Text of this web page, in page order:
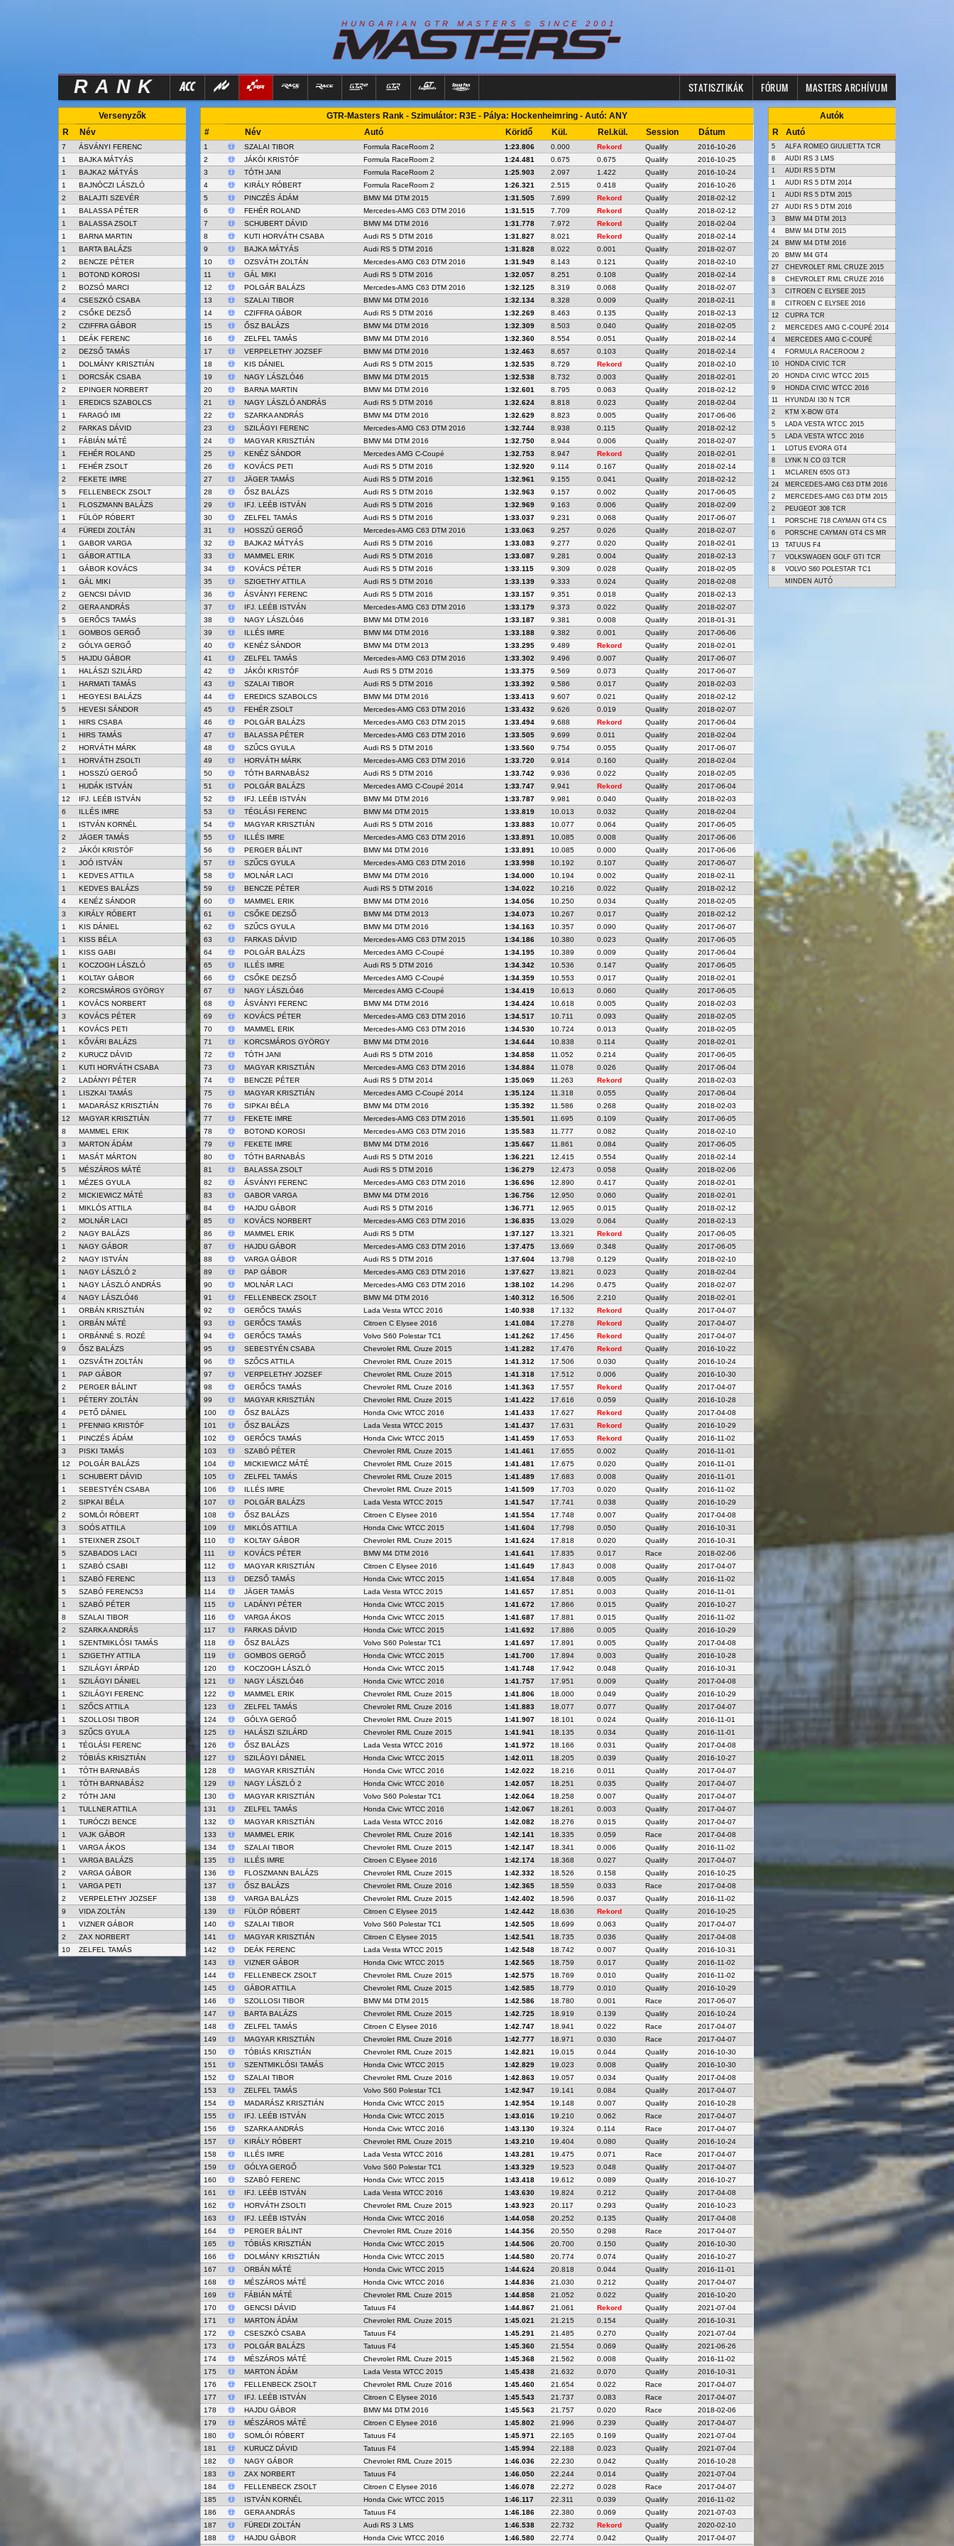
H U N G A R I A N G T R M A S T E R S © S I N C E 2 0 0 1
RANK STATISZTIKÁK FÓRUM MASTERS ARCHÍVUM
Versenyzők
R
Név
7
ÁSVÁNYI FERENC
1
BAJKA MÁTYÁS
1
BAJKA2 MÁTYÁS
1
BAJNÓCZI LÁSZLÓ
2
BALAJTI SZEVÉR
1
BALASSA PÉTER
1
BALASSA ZSOLT
1
BARNA MARTIN
1
BARTA BALÁZS
2
BENCZE PÉTER
1
BOTOND KOROSI
2
BOZSÓ MARCI
4
CSESZKÓ CSABA
2
CSŐKE DEZSŐ
2
CZIFFRA GÁBOR
1
DEÁK FERENC
2
DEZSŐ TAMÁS
1
DOLMÁNY KRISZTIÁN
1
DORCSÁK CSABA
2
EPINGER NORBERT
1
EREDICS SZABOLCS
1
FARAGÓ IMI
2
FARKAS DÁVID
1
FÁBIÁN MÁTÉ
1
FEHÉR ROLAND
1
FEHÉR ZSOLT
2
FEKETE IMRE
5
FELLENBECK ZSOLT
1
FLOSZMANN BALÁZS
1
FÜLÖP RÓBERT
4
FÜREDI ZOLTÁN
1
GABOR VARGA
1
GÁBOR ATTILA
1
GÁBOR KOVÁCS
1
GÁL MIKI
2
GENCSI DÁVID
2
GERA ANDRÁS
5
GERŐCS TAMÁS
1
GOMBOS GERGŐ
2
GÓLYA GERGŐ
5
HAJDU GÁBOR
1
HALÁSZI SZILÁRD
1
HARMATI TAMÁS
1
HEGYESI BALÁZS
5
HEVESI SÁNDOR
1
HIRS CSABA
1
HIRS TAMÁS
2
HORVÁTH MÁRK
1
HORVÁTH ZSOLTI
1
HOSSZÚ GERGŐ
1
HUDÁK ISTVÁN
12
IFJ. LEÉB ISTVÁN
6
ILLÉS IMRE
1
ISTVÁN KORNÉL
2
JÄGER TAMÁS
2
JÁKÓI KRISTÓF
1
JOÓ ISTVÁN
1
KEDVES ATTILA
1
KEDVES BALÁZS
4
KENÉZ SÁNDOR
3
KIRÁLY RÓBERT
1
KIS DÁNIEL
1
KISS BÉLA
1
KISS GABI
1
KOCZOGH LÁSZLÓ
1
KOLTAY GÁBOR
2
KORCSMÁROS GYÖRGY
1
KOVÁCS NORBERT
3
KOVÁCS PÉTER
1
KOVÁCS PETI
1
KŐVÁRI BALÁZS
2
KURUCZ DÁVID
1
KUTI HORVÁTH CSABA
2
LADÁNYI PÉTER
1
LISZKAI TAMÁS
1
MADARÁSZ KRISZTIÁN
12
MAGYAR KRISZTIÁN
8
MAMMEL ERIK
3
MARTON ÁDÁM
1
MASÁT MÁRTON
5
MÉSZÁROS MÁTÉ
1
MÉZES GYULA
2
MICKIEWICZ MÁTÉ
1
MIKLÓS ATTILA
2
MOLNÁR LACI
2
NAGY BALÁZS
1
NAGY GÁBOR
2
NAGY ISTVÁN
1
NAGY LÁSZLÓ 2
1
NAGY LÁSZLÓ ANDRÁS
4
NAGY LÁSZLÓ46
1
ORBÁN KRISZTIÁN
1
ORBÁN MÁTÉ
1
ORBÁNNÉ S. ROZÉ
9
ŐSZ BALÁZS
1
OZSVÁTH ZOLTÁN
1
PAP GÁBOR
2
PERGER BÁLINT
1
PÉTERY ZOLTÁN
4
PETŐ DÁNIEL
1
PFENNIG KRISTÓF
1
PINCZÉS ÁDÁM
3
PISKI TAMÁS
12
POLGÁR BALÁZS
1
SCHUBERT DÁVID
1
SEBESTYÉN CSABA
2
SIPKAI BÉLA
2
SOMLÓI RÓBERT
3
SOÓS ATTILA
1
STEIXNER ZSOLT
5
SZABADOS LACI
1
SZABÓ CSABI
1
SZABÓ FERENC
5
SZABÓ FERENC53
1
SZABÓ PÉTER
8
SZALAI TIBOR
2
SZARKA ANDRÁS
1
SZENTMIKLÓSI TAMÁS
1
SZIGETHY ATTILA
1
SZILÁGYI ÁRPÁD
1
SZILÁGYI DÁNIEL
1
SZILÁGYI FERENC
1
SZŐCS ATTILA
1
SZOLLOSI TIBOR
3
SZŰCS GYULA
1
TÉGLÁSI FERENC
2
TÓBIÁS KRISZTIÁN
1
TÓTH BARNABÁS
1
TÓTH BARNABÁS2
2
TÓTH JANI
1
TULLNER ATTILA
1
TURÓCZI BENCE
1
VAJK GÁBOR
1
VARGA ÁKOS
1
VARGA BALÁZS
2
VARGA GÁBOR
1
VARGA PETI
2
VERPELETHY JOZSEF
9
VIDA ZOLTÁN
1
VIZNER GÁBOR
2
ZAX NORBERT
10
ZELFEL TAMÁS
GTR-Masters Rank - Szimulátor: R3E - Pálya: Hockenheimring - Autó: ANY
#
Név Autó Köridő Kül. Rel.kül. Session Dátum
1 SZALAI TIBOR Formula RaceRoom 2 1:23.806 0.000 Rekord Qualify
2016-10-26
2
JÁKÓI KRISTÓF Formula RaceRoom 2 1:24.481 0.675 0.675 Qualify
2016-10-25
3
TÓTH JANI Formula RaceRoom 2 1:25.903 2.097 1.422 Qualify
2016-10-24
4
KIRÁLY RÓBERT Formula RaceRoom 2 1:26.321 2.515 0.418 Qualify
2016-10-26
5
PINCZÉS ÁDÁM BMW M4 DTM 2015 1:31.505 7.699 Rekord Qualify
2018-02-12
6
FEHÉR ROLAND Mercedes-AMG C63 DTM 2016 1:31.515 7.709 Rekord Qualify
2018-02-12
7
SCHUBERT DÁVID BMW M4 DTM 2016 1:31.778 7.972 Rekord Qualify
2018-02-04
8
KUTI HORVÁTH CSABA Audi RS 5 DTM 2016 1:31.827 8.021 Rekord Qualify
2018-02-14
9
BAJKA MÁTYÁS Audi RS 5 DTM 2016 1:31.828 8.022 0.001 Qualify
2018-02-07
10
OZSVÁTH ZOLTÁN Mercedes-AMG C63 DTM 2016 1:31.949 8.143 0.121 Qualify
2018-02-10
11
GÁL MIKI Audi RS 5 DTM 2016 1:32.057 8.251 0.108 Qualify
2018-02-14
12
POLGÁR BALÁZS Mercedes-AMG C63 DTM 2016 1:32.125 8.319 0.068 Qualify
2018-02-07
13
SZALAI TIBOR BMW M4 DTM 2016 1:32.134 8.328 0.009 Qualify
2018-02-11
14
CZIFFRA GÁBOR Audi RS 5 DTM 2016 1:32.269 8.463 0.135 Qualify
2018-02-13
15
ŐSZ BALÁZS BMW M4 DTM 2016 1:32.309 8.503 0.040 Qualify
2018-02-05
16
ZELFEL TAMÁS BMW M4 DTM 2016 1:32.360 8.554 0.051 Qualify
2018-02-14
17
VERPELETHY JOZSEF BMW M4 DTM 2016 1:32.463 8.657 0.103 Qualify
2018-02-14
18
KIS DÁNIEL Audi RS 5 DTM 2015 1:32.535 8.729 Rekord Qualify
2018-02-10
19
NAGY LÁSZLÓ46 BMW M4 DTM 2015 1:32.538 8.732 0.003 Qualify
2018-02-01
20
BARNA MARTIN BMW M4 DTM 2016 1:32.601 8.795 0.063 Qualify
2018-02-12
21
NAGY LÁSZLÓ ANDRÁS Audi RS 5 DTM 2016 1:32.624 8.818 0.023 Qualify
2018-02-04
22
SZARKA ANDRÁS BMW M4 DTM 2016 1:32.629 8.823 0.005 Qualify
2017-06-06
23
SZILÁGYI FERENC Mercedes-AMG C63 DTM 2016 1:32.744 8.938 0.115 Qualify
2018-02-12
24
MAGYAR KRISZTIÁN BMW M4 DTM 2016 1:32.750 8.944 0.006 Qualify
2018-02-07
25
KENÉZ SÁNDOR Mercedes AMG C-Coupé 1:32.753 8.947 Rekord Qualify
2018-02-01
26
KOVÁCS PETI Audi RS 5 DTM 2016 1:32.920 9.114 0.167 Qualify
2018-02-14
27
JÄGER TAMÁS Audi RS 5 DTM 2016 1:32.961 9.155 0.041 Qualify
2018-02-12
28
ŐSZ BALÁZS Audi RS 5 DTM 2016 1:32.963 9.157 0.002 Qualify
2017-06-05
29
IFJ. LEÉB ISTVÁN Audi RS 5 DTM 2016 1:32.969 9.163 0.006 Qualify
2018-02-09
30
ZELFEL TAMÁS Audi RS 5 DTM 2016 1:33.037 9.231 0.068 Qualify
2017-06-07
31
HOSSZÚ GERGŐ Mercedes-AMG C63 DTM 2016 1:33.063 9.257 0.026 Qualify
2018-02-07
32
BAJKA2 MÁTYÁS Audi RS 5 DTM 2016 1:33.083 9.277 0.020 Qualify
2018-02-01
33
MAMMEL ERIK Audi RS 5 DTM 2016 1:33.087 9.281 0.004 Qualify
2018-02-13
34
KOVÁCS PÉTER Audi RS 5 DTM 2016 1:33.115 9.309 0.028 Qualify
2018-02-05
35
SZIGETHY ATTILA Audi RS 5 DTM 2016 1:33.139 9.333 0.024 Qualify
2018-02-08
36
ÁSVÁNYI FERENC Audi RS 5 DTM 2016 1:33.157 9.351 0.018 Qualify
2018-02-13
37
IFJ. LEÉB ISTVÁN Mercedes-AMG C63 DTM 2016 1:33.179 9.373 0.022 Qualify
2018-02-07
38
NAGY LÁSZLÓ46 BMW M4 DTM 2016 1:33.187 9.381 0.008 Qualify
2018-01-31
39
ILLÉS IMRE BMW M4 DTM 2016 1:33.188 9.382 0.001 Qualify
2017-06-06
40
KENÉZ SÁNDOR BMW M4 DTM 2013 1:33.295 9.489 Rekord Qualify
2018-02-01
41
ZELFEL TAMÁS Mercedes-AMG C63 DTM 2016 1:33.302 9.496 0.007 Qualify
2017-06-07
42
JÁKÓI KRISTÓF Audi RS 5 DTM 2016 1:33.375 9.569 0.073 Qualify
2017-06-07
43
SZALAI TIBOR Audi RS 5 DTM 2016 1:33.392 9.586 0.017 Qualify
2018-02-03
44
EREDICS SZABOLCS BMW M4 DTM 2016 1:33.413 9.607 0.021 Qualify
2018-02-12
45
FEHÉR ZSOLT Mercedes-AMG C63 DTM 2016 1:33.432 9.626 0.019 Qualify
2018-02-07
46
POLGÁR BALÁZS Mercedes-AMG C63 DTM 2015 1:33.494 9.688 Rekord Qualify
2017-06-04
47
BALASSA PÉTER Mercedes-AMG C63 DTM 2016 1:33.505 9.699 0.011 Qualify
2018-02-04
48
SZŰCS GYULA Audi RS 5 DTM 2016 1:33.560 9.754 0.055 Qualify
2017-06-07
49
HORVÁTH MÁRK Mercedes-AMG C63 DTM 2016 1:33.720 9.914 0.160 Qualify
2018-02-04
50
TÓTH BARNABÁS2 Audi RS 5 DTM 2016 1:33.742 9.936 0.022 Qualify
2018-02-05
51
POLGÁR BALÁZS Mercedes AMG C-Coupé 2014 1:33.747 9.941 Rekord Qualify
2017-06-04
52
IFJ. LEÉB ISTVÁN BMW M4 DTM 2016 1:33.787 9.981 0.040 Qualify
2018-02-03
53
TÉGLÁSI FERENC BMW M4 DTM 2015 1:33.819 10.013 0.032 Qualify
2018-02-04
54
MAGYAR KRISZTIÁN Audi RS 5 DTM 2016 1:33.883 10.077 0.064 Qualify
2017-06-05
55
ILLÉS IMRE Mercedes-AMG C63 DTM 2016 1:33.891 10.085 0.008 Qualify
2017-06-06
56
PERGER BÁLINT BMW M4 DTM 2016 1:33.891 10.085 0.000 Qualify
2017-06-06
57
SZŰCS GYULA Mercedes-AMG C63 DTM 2016 1:33.998 10.192 0.107 Qualify
2017-06-07
58
MOLNÁR LACI BMW M4 DTM 2016 1:34.000 10.194 0.002 Qualify
2018-02-11
59
BENCZE PÉTER Audi RS 5 DTM 2016 1:34.022 10.216 0.022 Qualify
2018-02-12
60
MAMMEL ERIK BMW M4 DTM 2016 1:34.056 10.250 0.034 Qualify
2018-02-05
61
CSŐKE DEZSŐ BMW M4 DTM 2013 1:34.073 10.267 0.017 Qualify
2018-02-12
62
SZŰCS GYULA BMW M4 DTM 2016 1:34.163 10.357 0.090 Qualify
2017-06-07
63
FARKAS DÁVID Mercedes-AMG C63 DTM 2015 1:34.186 10.380 0.023 Qualify
2017-06-05
64
POLGÁR BALÁZS Mercedes AMG C-Coupé 1:34.195 10.389 0.009 Qualify
2017-06-04
65
ILLÉS IMRE Audi RS 5 DTM 2016 1:34.342 10.536 0.147 Qualify
2017-06-05
66
CSŐKE DEZSŐ Mercedes AMG C-Coupé 1:34.359 10.553 0.017 Qualify
2018-02-01
67
NAGY LÁSZLÓ46 Mercedes AMG C-Coupé 1:34.419 10.613 0.060 Qualify
2017-06-05
68
ÁSVÁNYI FERENC BMW M4 DTM 2016 1:34.424 10.618 0.005 Qualify
2018-02-03
69
KOVÁCS PÉTER Mercedes-AMG C63 DTM 2016 1:34.517 10.711 0.093 Qualify
2018-02-05
70
MAMMEL ERIK Mercedes-AMG C63 DTM 2016 1:34.530 10.724 0.013 Qualify
2018-02-05
71
KORCSMÁROS GYÖRGY BMW M4 DTM 2016 1:34.644 10.838 0.114 Qualify
2018-02-01
72
TÓTH JANI Audi RS 5 DTM 2016 1:34.858 11.052 0.214 Qualify
2017-06-05
73
MAGYAR KRISZTIÁN Mercedes-AMG C63 DTM 2016 1:34.884 11.078 0.026 Qualify
2017-06-04
74
BENCZE PÉTER Audi RS 5 DTM 2014 1:35.069 11.263 Rekord Qualify
2018-02-03
75
MAGYAR KRISZTIÁN Mercedes AMG C-Coupé 2014 1:35.124 11.318 0.055 Qualify
2017-06-04
76
SIPKAI BÉLA BMW M4 DTM 2016 1:35.392 11.586 0.268 Qualify
2018-02-03
77
FEKETE IMRE Mercedes-AMG C63 DTM 2016 1:35.501 11.695 0.109 Qualify
2017-06-05
78
BOTOND KOROSI Mercedes-AMG C63 DTM 2016 1:35.583 11.777 0.082 Qualify
2018-02-10
79
FEKETE IMRE BMW M4 DTM 2016 1:35.667 11.861 0.084 Qualify
2017-06-05
80
TÓTH BARNABÁS Audi RS 5 DTM 2016 1:36.221 12.415 0.554 Qualify
2018-02-14
81
BALASSA ZSOLT Audi RS 5 DTM 2016 1:36.279 12.473 0.058 Qualify
2018-02-06
82
ÁSVÁNYI FERENC Mercedes-AMG C63 DTM 2016 1:36.696 12.890 0.417 Qualify
2018-02-01
83
GABOR VARGA BMW M4 DTM 2016 1:36.756 12.950 0.060 Qualify
2018-02-01
84
HAJDU GÁBOR Audi RS 5 DTM 2016 1:36.771 12.965 0.015 Qualify
2018-02-12
85
KOVÁCS NORBERT Mercedes-AMG C63 DTM 2016 1:36.835 13.029 0.064 Qualify
2018-02-13
86
MAMMEL ERIK Audi RS 5 DTM 1:37.127 13.321 Rekord Qualify
2017-06-05
87
HAJDU GÁBOR Mercedes-AMG C63 DTM 2016 1:37.475 13.669 0.348 Qualify
2017-06-05
88
VARGA GÁBOR Audi RS 5 DTM 2016 1:37.604 13.798 0.129 Qualify
2018-02-10
89
PAP GÁBOR Mercedes-AMG C63 DTM 2016 1:37.627 13.821 0.023 Qualify
2018-02-04
90
MOLNÁR LACI Mercedes-AMG C63 DTM 2016 1:38.102 14.296 0.475 Qualify
2018-02-07
91
FELLENBECK ZSOLT BMW M4 DTM 2016 1:40.312 16.506 2.210 Qualify
2018-02-01
92
GERŐCS TAMÁS Lada Vesta WTCC 2016 1:40.938 17.132 Rekord Qualify
2017-04-07
93
GERŐCS TAMÁS Citroen C Elysee 2016 1:41.084 17.278 Rekord Qualify
2017-04-07
94
GERŐCS TAMÁS Volvo S60 Polestar TC1 1:41.262 17.456 Rekord Qualify
2017-04-07
95
SEBESTYÉN CSABA Chevrolet RML Cruze 2015 1:41.282 17.476 Rekord Qualify
2016-10-22
96
SZŐCS ATTILA Chevrolet RML Cruze 2015 1:41.312 17.506 0.030 Qualify
2016-10-24
97
VERPELETHY JOZSEF Chevrolet RML Cruze 2015 1:41.318 17.512 0.006 Qualify
2016-10-30
98
GERŐCS TAMÁS Chevrolet RML Cruze 2016 1:41.363 17.557 Rekord Qualify
2017-04-07
99
MAGYAR KRISZTIÁN Chevrolet RML Cruze 2015 1:41.422 17.616 0.059 Qualify
2016-10-28
100
ŐSZ BALÁZS Honda Civic WTCC 2016 1:41.433 17.627 Rekord Qualify
2017-04-08
101
ŐSZ BALÁZS Lada Vesta WTCC 2015 1:41.437 17.631 Rekord Qualify
2016-10-29
102
GERŐCS TAMÁS Honda Civic WTCC 2015 1:41.459 17.653 Rekord Qualify
2016-11-02
103
SZABÓ PÉTER Chevrolet RML Cruze 2015 1:41.461 17.655 0.002 Qualify
2016-11-01
104
MICKIEWICZ MÁTÉ Chevrolet RML Cruze 2015 1:41.481 17.675 0.020 Qualify
2016-11-01
105
ZELFEL TAMÁS Chevrolet RML Cruze 2015 1:41.489 17.683 0.008 Qualify
2016-11-01
106
ILLÉS IMRE Chevrolet RML Cruze 2015 1:41.509 17.703 0.020 Qualify
2016-11-02
107
POLGÁR BALÁZS Lada Vesta WTCC 2015 1:41.547 17.741 0.038 Qualify
2016-10-29
108
ŐSZ BALÁZS Citroen C Elysee 2016 1:41.554 17.748 0.007 Qualify
2017-04-08
109
MIKLÓS ATTILA Honda Civic WTCC 2015 1:41.604 17.798 0.050 Qualify
2016-10-31
110
KOLTAY GÁBOR Chevrolet RML Cruze 2015 1:41.624 17.818 0.020 Qualify
2016-10-31
111
KOVÁCS PÉTER BMW M4 DTM 2016 1:41.641 17.835 0.017 Race
2018-02-06
112
MAGYAR KRISZTIÁN Citroen C Elysee 2016 1:41.649 17.843 0.008 Qualify
2017-04-07
113
DEZSŐ TAMÁS Honda Civic WTCC 2015 1:41.654 17.848 0.005 Qualify
2016-11-02
114
JÄGER TAMÁS Lada Vesta WTCC 2015 1:41.657 17.851 0.003 Qualify
2016-11-01
115
LADÁNYI PÉTER Honda Civic WTCC 2015 1:41.672 17.866 0.015 Qualify
2016-10-27
116
VARGA ÁKOS Honda Civic WTCC 2015 1:41.687 17.881 0.015 Qualify
2016-11-02
117
FARKAS DÁVID Honda Civic WTCC 2015 1:41.692 17.886 0.005 Qualify
2016-10-29
118
ŐSZ BALÁZS Volvo S60 Polestar TC1 1:41.697 17.891 0.005 Qualify
2017-04-08
119
GOMBOS GERGŐ Honda Civic WTCC 2015 1:41.700 17.894 0.003 Qualify
2016-10-28
120
KOCZOGH LÁSZLÓ Honda Civic WTCC 2015 1:41.748 17.942 0.048 Qualify
2016-10-31
121
NAGY LÁSZLÓ46 Honda Civic WTCC 2016 1:41.757 17.951 0.009 Qualify
2017-04-08
122
MAMMEL ERIK Chevrolet RML Cruze 2015 1:41.806 18.000 0.049 Qualify
2016-10-29
123
ZELFEL TAMÁS Chevrolet RML Cruze 2016 1:41.883 18.077 0.077 Qualify
2017-04-07
124
GÓLYA GERGŐ Chevrolet RML Cruze 2015 1:41.907 18.101 0.024 Qualify
2016-11-01
125
HALÁSZI SZILÁRD Chevrolet RML Cruze 2015 1:41.941 18.135 0.034 Qualify
2016-11-01
126
ŐSZ BALÁZS Lada Vesta WTCC 2016 1:41.972 18.166 0.031 Qualify
2017-04-08
127
SZILÁGYI DÁNIEL Honda Civic WTCC 2015 1:42.011 18.205 0.039 Qualify
2016-10-27
128
MAGYAR KRISZTIÁN Honda Civic WTCC 2016 1:42.022 18.216 0.011 Qualify
2017-04-07
129
NAGY LÁSZLÓ 2 Honda Civic WTCC 2016 1:42.057 18.251 0.035 Qualify
2017-04-07
130
MAGYAR KRISZTIÁN Volvo S60 Polestar TC1 1:42.064 18.258 0.007 Qualify
2017-04-07
131
ZELFEL TAMÁS Honda Civic WTCC 2016 1:42.067 18.261 0.003 Qualify
2017-04-07
132
MAGYAR KRISZTIÁN Lada Vesta WTCC 2016 1:42.082 18.276 0.015 Qualify
2017-04-07
133
MAMMEL ERIK Chevrolet RML Cruze 2016 1:42.141 18.335 0.059 Race
2017-04-08
134
SZALAI TIBOR Chevrolet RML Cruze 2015 1:42.147 18.341 0.006 Qualify
2016-11-02
135
ILLÉS IMRE Citroen C Elysee 2016 1:42.174 18.368 0.027 Qualify
2017-04-07
136
FLOSZMANN BALÁZS Chevrolet RML Cruze 2015 1:42.332 18.526 0.158 Qualify
2016-10-25
137
ŐSZ BALÁZS Chevrolet RML Cruze 2016 1:42.365 18.559 0.033 Race
2017-04-08
138
VARGA BALÁZS Chevrolet RML Cruze 2015 1:42.402 18.596 0.037 Qualify
2016-11-02
139
FÜLÖP RÓBERT Citroen C Elysee 2015 1:42.442 18.636 Rekord Qualify
2016-10-25
140
SZALAI TIBOR Volvo S60 Polestar TC1 1:42.505 18.699 0.063 Qualify
2017-04-07
141
MAGYAR KRISZTIÁN Citroen C Elysee 2015 1:42.541 18.735 0.036 Qualify
2017-04-08
142
DEÁK FERENC Lada Vesta WTCC 2015 1:42.548 18.742 0.007 Qualify
2016-10-31
143
VIZNER GÁBOR Honda Civic WTCC 2015 1:42.565 18.759 0.017 Qualify
2016-11-02
144
FELLENBECK ZSOLT Chevrolet RML Cruze 2015 1:42.575 18.769 0.010 Qualify
2016-11-02
145
GÁBOR ATTILA Chevrolet RML Cruze 2015 1:42.585 18.779 0.010 Qualify
2016-10-29
146
SZOLLOSI TIBOR BMW M4 DTM 2015 1:42.586 18.780 0.001 Race
2017-06-07
147
BARTA BALÁZS Chevrolet RML Cruze 2015 1:42.725 18.919 0.139 Qualify
2016-10-24
148
ZELFEL TAMÁS Citroen C Elysee 2016 1:42.747 18.941 0.022 Race
2017-04-07
149
MAGYAR KRISZTIÁN Chevrolet RML Cruze 2016 1:42.777 18.971 0.030 Race
2017-04-07
150
TÓBIÁS KRISZTIÁN Chevrolet RML Cruze 2015 1:42.821 19.015 0.044 Qualify
2016-10-30
151
SZENTMIKLÓSI TAMÁS Honda Civic WTCC 2015 1:42.829 19.023 0.008 Qualify
2016-10-30
152
SZALAI TIBOR Chevrolet RML Cruze 2016 1:42.863 19.057 0.034 Qualify
2017-04-08
153
ZELFEL TAMÁS Volvo S60 Polestar TC1 1:42.947 19.141 0.084 Qualify
2017-04-07
154
MADARÁSZ KRISZTIÁN Honda Civic WTCC 2015 1:42.954 19.148 0.007 Qualify
2016-10-28
155
IFJ. LEÉB ISTVÁN Honda Civic WTCC 2015 1:43.016 19.210 0.062 Race
2017-04-07
156
SZARKA ANDRÁS Honda Civic WTCC 2016 1:43.130 19.324 0.114 Race
2017-04-07
157
KIRÁLY RÓBERT Chevrolet RML Cruze 2015 1:43.210 19.404 0.080 Qualify
2016-10-24
158
ILLÉS IMRE Lada Vesta WTCC 2016 1:43.281 19.475 0.071 Race
2017-04-07
159
GÓLYA GERGŐ Volvo S60 Polestar TC1 1:43.329 19.523 0.048 Qualify
2017-04-07
160
SZABÓ FERENC Honda Civic WTCC 2015 1:43.418 19.612 0.089 Qualify
2016-10-27
161
IFJ. LEÉB ISTVÁN Lada Vesta WTCC 2016 1:43.630 19.824 0.212 Qualify
2017-04-08
162
HORVÁTH ZSOLTI Chevrolet RML Cruze 2015 1:43.923 20.117 0.293 Qualify
2016-10-23
163
IFJ. LEÉB ISTVÁN Honda Civic WTCC 2016 1:44.058 20.252 0.135 Qualify
2017-04-08
164
PERGER BÁLINT Chevrolet RML Cruze 2016 1:44.356 20.550 0.298 Race
2017-04-07
165
TÓBIÁS KRISZTIÁN Honda Civic WTCC 2015 1:44.506 20.700 0.150 Qualify
2016-10-30
166
DOLMÁNY KRISZTIÁN Honda Civic WTCC 2015 1:44.580 20.774 0.074 Qualify
2016-10-27
167
ORBÁN MÁTÉ Honda Civic WTCC 2015 1:44.624 20.818 0.044 Qualify
2016-11-01
168
MÉSZÁROS MÁTÉ Honda Civic WTCC 2016 1:44.836 21.030 0.212 Qualify
2017-04-07
169
FÁBIÁN MÁTÉ Chevrolet RML Cruze 2015 1:44.858 21.052 0.022 Qualify
2016-10-20
170
GENCSI DÁVID Tatuus F4 1:44.867 21.061 Rekord Qualify
2021-07-04
171
MARTON ÁDÁM Chevrolet RML Cruze 2015 1:45.021 21.215 0.154 Qualify
2016-10-31
172
CSESZKÓ CSABA Tatuus F4 1:45.291 21.485 0.270 Qualify
2021-07-04
173
POLGÁR BALÁZS Tatuus F4 1:45.360 21.554 0.069 Qualify
2021-06-26
174
MÉSZÁROS MÁTÉ Chevrolet RML Cruze 2015 1:45.368 21.562 0.008 Qualify
2016-11-02
175
MARTON ÁDÁM Lada Vesta WTCC 2015 1:45.438 21.632 0.070 Qualify
2016-10-31
176
FELLENBECK ZSOLT Chevrolet RML Cruze 2016 1:45.460 21.654 0.022 Race
2017-04-07
177
IFJ. LEÉB ISTVÁN Citroen C Elysee 2016 1:45.543 21.737 0.083 Race
2017-04-07
178
HAJDU GÁBOR BMW M4 DTM 2016 1:45.563 21.757 0.020 Race
2018-02-06
179
MÉSZÁROS MÁTÉ Citroen C Elysee 2016 1:45.802 21.996 0.239 Qualify
2017-04-07
180
SOMLÓI RÓBERT Tatuus F4 1:45.971 22.165 0.169 Qualify
2021-07-04
181
KURUCZ DÁVID Tatuus F4 1:45.994 22.188 0.023 Qualify
2021-07-04
182
NAGY GÁBOR Chevrolet RML Cruze 2015 1:46.036 22.230 0.042 Qualify
2016-10-28
183
ZAX NORBERT Tatuus F4 1:46.050 22.244 0.014 Qualify
2021-07-04
184
FELLENBECK ZSOLT Citroen C Elysee 2016 1:46.078 22.272 0.028 Race
2017-04-07
185
ISTVÁN KORNÉL Honda Civic WTCC 2015 1:46.117 22.311 0.039 Qualify
2016-11-02
186
GERA ANDRÁS Tatuus F4 1:46.186 22.380 0.069 Qualify
2021-07-03
187
FÜREDI ZOLTÁN Audi RS 3 LMS 1:46.538 22.732 Rekord Qualify
2020-02-10
188
HAJDU GÁBOR Honda Civic WTCC 2016 1:46.580 22.774 0.042 Qualify 2017-04-07
Autók
R
Autó
5
ALFA ROMEO GIULIETTA TCR
8
AUDI RS 3 LMS
1
AUDI RS 5 DTM
1
AUDI RS 5 DTM 2014
1
AUDI RS 5 DTM 2015
27
AUDI RS 5 DTM 2016
3
BMW M4 DTM 2013
4
BMW M4 DTM 2015
24
BMW M4 DTM 2016
20
BMW M4 GT4
27
CHEVROLET RML CRUZE 2015
8
CHEVROLET RML CRUZE 2016
3
CITROEN C ELYSEE 2015
8
CITROEN C ELYSEE 2016
12
CUPRA TCR
2
MERCEDES AMG C-COUPÉ 2014
4
MERCEDES AMG C-COUPÉ
4
FORMULA RACEROOM 2
10
HONDA CIVIC TCR
20
HONDA CIVIC WTCC 2015
9
HONDA CIVIC WTCC 2016
11
HYUNDAI I30 N TCR
2
KTM X-BOW GT4
5
LADA VESTA WTCC 2015
5
LADA VESTA WTCC 2016
1
LOTUS EVORA GT4
8
LYNK N CO 03 TCR
1
MCLAREN 650S GT3
24
MERCEDES-AMG C63 DTM 2016
2
MERCEDES-AMG C63 DTM 2015
2
PEUGEOT 308 TCR
1
PORSCHE 718 CAYMAN GT4 CS
6
PORSCHE CAYMAN GT4 CS MR
13
TATUUS F4
7
VOLKSWAGEN GOLF GTI TCR
8
VOLVO S60 POLESTAR TC1
MINDEN AUTÓ